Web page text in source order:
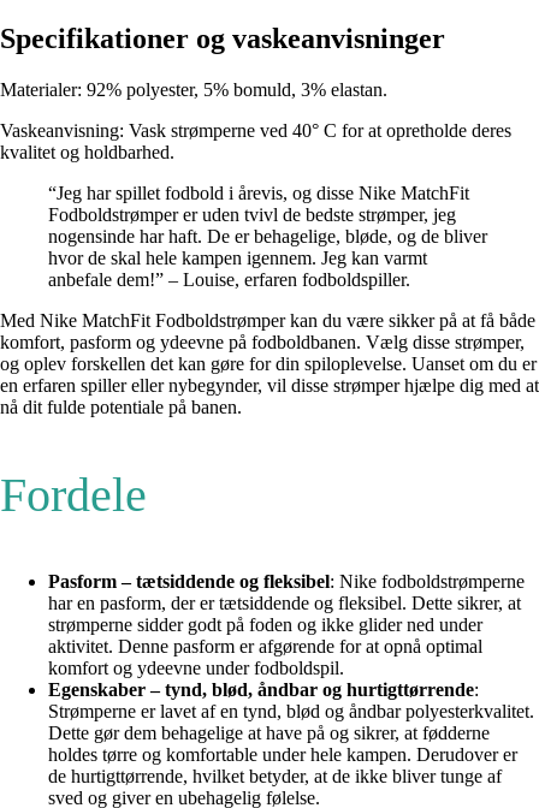
Specifikationer og vaskeanvisninger
Materialer: 92% polyester, 5% bomuld, 3% elastan.
Vaskeanvisning: Vask strømperne ved 40° C for at opretholde deres
kvalitet og holdbarhed.
“Jeg har spillet fodbold i årevis, og disse Nike MatchFit
Fodboldstrømper er uden tvivl de bedste strømper, jeg
nogensinde har haft. De er behagelige, bløde, og de bliver
hvor de skal hele kampen igennem. Jeg kan varmt
anbefale dem!” – Louise, erfaren fodboldspiller.
Med Nike MatchFit Fodboldstrømper kan du være sikker på at få både
komfort, pasform og ydeevne på fodboldbanen. Vælg disse strømper,
og oplev forskellen det kan gøre for din spiloplevelse. Uanset om du er
en erfaren spiller eller nybegynder, vil disse strømper hjælpe dig med at
nå dit fulde potentiale på banen.
Fordele
Pasform – tætsiddende og fleksibel: Nike fodboldstrømperne
har en pasform, der er tætsiddende og fleksibel. Dette sikrer, at
strømperne sidder godt på foden og ikke glider ned under
aktivitet. Denne pasform er afgørende for at opnå optimal
komfort og ydeevne under fodboldspil.
Egenskaber – tynd, blød, åndbar og hurtigttørrende:
Strømperne er lavet af en tynd, blød og åndbar polyesterkvalitet.
Dette gør dem behagelige at have på og sikrer, at fødderne
holdes tørre og komfortable under hele kampen. Derudover er
de hurtigttørrende, hvilket betyder, at de ikke bliver tunge af
sved og giver en ubehagelig følelse.